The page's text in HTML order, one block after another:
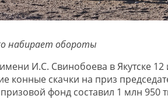
набирает обороты
И.С. Свинобоева в Якутске
конные скачки на приз
фонд составил 1 млн 950